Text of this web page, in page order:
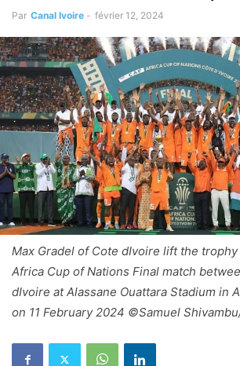
Par Canal Ivoire - février 12, 2024
Max Gradel of Cote dIvoire lift the
Africa Cup of Nations Final match
dIvoire at Alassane Ouattara Stadium in
on 11 February 2024 ©Samuel